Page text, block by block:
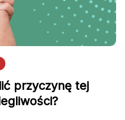
przyczynę tej